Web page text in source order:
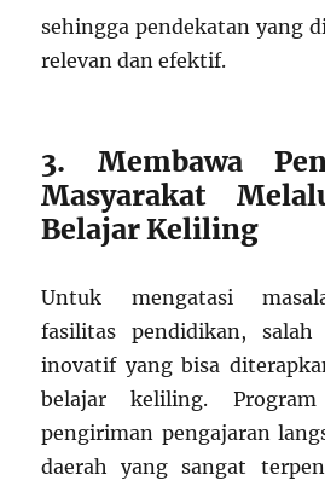
sehingga pendekatan yang
relevan dan efektif.
3. Membawa
Masyarakat
Belajar Keliling
Untuk mengatasi
fasilitas pendidikan, salah
inovatif yang bisa
belajar keliling.
pengiriman pengajaran
daerah yang sangat